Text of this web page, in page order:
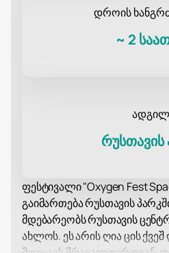
დროის
~ 2
რუსთავის
ფესტივალი "Oxygen Fest
გაიმართება რუსთავის
მდებარეობს რუსთავის
ახლოს. ეს არის ღია ცის